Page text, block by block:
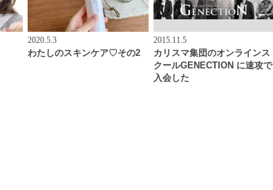
2020.5.3
わたしのスキンケア♡その2
2015.11.5
カリスマ集団のオンラインス
クールGENECTION に速攻で
入会した